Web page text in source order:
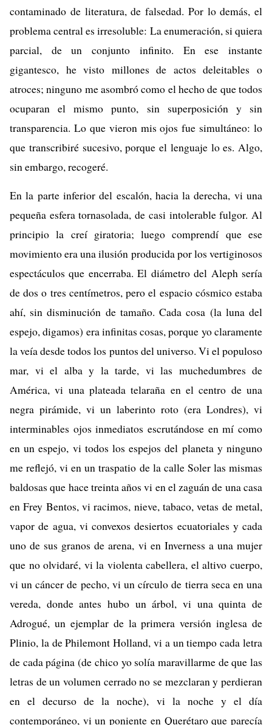
contaminado de literatura, de falsedad. Por lo demás, el
problema central es irresoluble: La enumeración, si quiera
parcial, de un conjunto infinito. En ese instante
gigantesco, he visto millones de actos deleitables o
atroces; ninguno me asombró como el hecho de que todos
ocuparan el mismo punto, sin superposición y sin
transparencia. Lo que vieron mis ojos fue simultáneo: lo
que transcribiré sucesivo, porque el lenguaje lo es. Algo,
sin embargo, recogeré.
En la parte inferior del escalón, hacia la derecha, vi una
pequeña esfera tornasolada, de casi intolerable fulgor. Al
principio la creí giratoria; luego comprendí que ese
movimiento era una ilusión producida por los vertiginosos
espectáculos que encerraba. El diámetro del Aleph sería
de dos o tres centímetros, pero el espacio cósmico estaba
ahí, sin disminución de tamaño. Cada cosa (la luna del
espejo, digamos) era infinitas cosas, porque yo claramente
la veía desde todos los puntos del universo. Vi el populoso
mar, vi el alba y la tarde, vi las muchedumbres de
América, vi una plateada telaraña en el centro de una
negra pirámide, vi un laberinto roto (era Londres), vi
interminables ojos inmediatos escrutándose en mí como
en un espejo, vi todos los espejos del planeta y ninguno
me reflejó, vi en un traspatio de la calle Soler las mismas
baldosas que hace treinta años vi en el zaguán de una casa
en Frey Bentos, vi racimos, nieve, tabaco, vetas de metal,
vapor de agua, vi convexos desiertos ecuatoriales y cada
uno de sus granos de arena, vi en Inverness a una mujer
que no olvidaré, vi la violenta cabellera, el altivo cuerpo,
vi un cáncer de pecho, vi un círculo de tierra seca en una
vereda, donde antes hubo un árbol, vi una quinta de
Adrogué, un ejemplar de la primera versión inglesa de
Plinio, la de Philemont Holland, vi a un tiempo cada letra
de cada página (de chico yo solía maravillarme de que las
letras de un volumen cerrado no se mezclaran y perdieran
en el decurso de la noche), vi la noche y el día
contemporáneo, vi un poniente en Querétaro que parecía